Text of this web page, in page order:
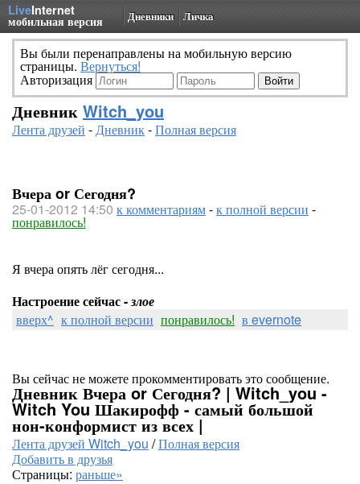
LiveInternet
мобильная версия Дневники Личка
Вы были перенаправлены на мобильную версию
страницы. Вернуться!
Авторизация
Дневник Witch_you
Лента друзей -Дневник-Полная версия
Вчера or Сегодня?
25-01-2012 14:50 к комментариям-к полной версии -
понравилось!
Я вчера опять лёг сегодня...
Настроение сейчас -злое
вверх^ к полной версии понравилось! в evernote
Вы сейчас не можете прокомментировать это сообщение.
Дневник Вчера or Сегодня? | Witch_you -
Witch You Шакирофф - самый большой
нон-конформист из всех |
Лента друзей Witch_you /Полная версия
Добавить в друзья
Страницы: раньше»